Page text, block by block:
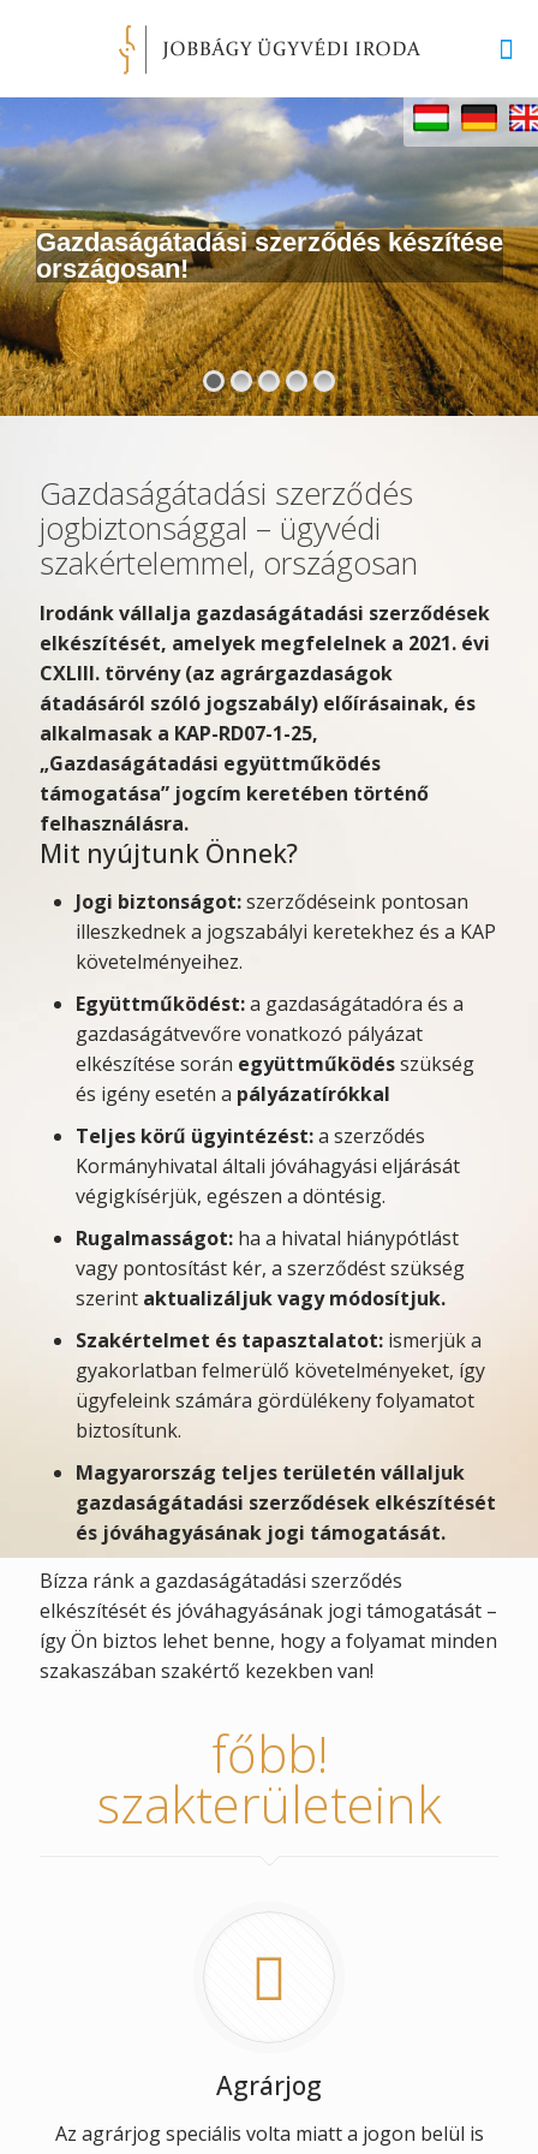
Gazdaságátadási szerződés készítése
országosan!
Gazdaságátadási szerződés
jogbiztonsággal – ügyvédi
szakértelemmel, országosan
Irodánk vállalja gazdaságátadási szerződések
elkészítését, amelyek megfelelnek a 2021. évi
CXLIII. törvény(az agrárgazdaságok
átadásáról szóló jogszabály) előírásainak, és
alkalmasak a KAP-RD07-1-25,
„Gazdaságátadási együttműködés
támogatása” jogcím keretében történő
felhasználásra.
Mit nyújtunk Önnek?
Jogi biztonságot:szerződéseink pontosan
illeszkednek a jogszabályi keretekhez és a KAP
követelményeihez.
Együttműködést:a gazdaságátadóra és a
gazdaságátvevőre vonatkozó pályázat
elkészítése során együttműködésszükség
és igény esetén a pályázatírókkal
Teljes körű ügyintézést:a szerződés
Kormányhivatal általi jóváhagyási eljárását
végigkísérjük, egészen a döntésig.
Rugalmasságot: ha a hivatal hiánypótlást
vagy pontosítást kér, a szerződést szükség
szerint aktualizáljuk vagy módosítjuk.
Szakértelmet és tapasztalatot: ismerjük a
gyakorlatban felmerülő követelményeket, így
ügyfeleink számára gördülékeny folyamatot
biztosítunk.
Magyarország teljes területén vállaljuk
gazdaságátadási szerződések elkészítését
és jóváhagyásának jogi támogatását.
Bízza ránk a gazdaságátadási szerződés
elkészítését és jóváhagyásának jogi támogatását –
így Ön biztos lehet benne, hogy a folyamat minden
szakaszában szakértő kezekben van!
főbb!
szakterületeink
Agrárjog
Az agrárjog speciális volta miatt a jogon belül is